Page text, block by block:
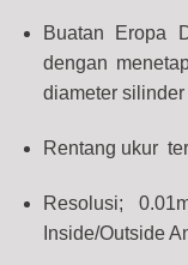
Buatan Eropa
dengan
diameter silinder
Rentang ukur
Resolusi;
Inside/Outside